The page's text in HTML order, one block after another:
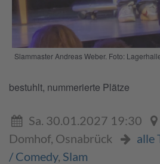
Slammaster Andreas Weber. Foto:
bestuhlt, nummerierte Plätze
Sa. 30.01.2027 19:30
Domhof, Osnabrück
alle
/ Comedy, Slam